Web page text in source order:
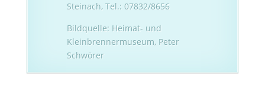
Steinach, Tel.: 07832/8656
Bildquelle: Heimat- und
Kleinbrennermuseum, Peter
Schwörer